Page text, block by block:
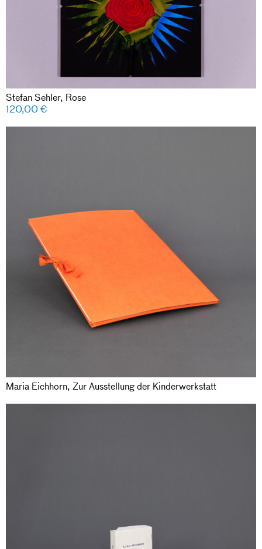
Stefan Sehler, Rose
120,00€
Maria Eichhorn, Zur Ausstellung der Kinderwerkstatt